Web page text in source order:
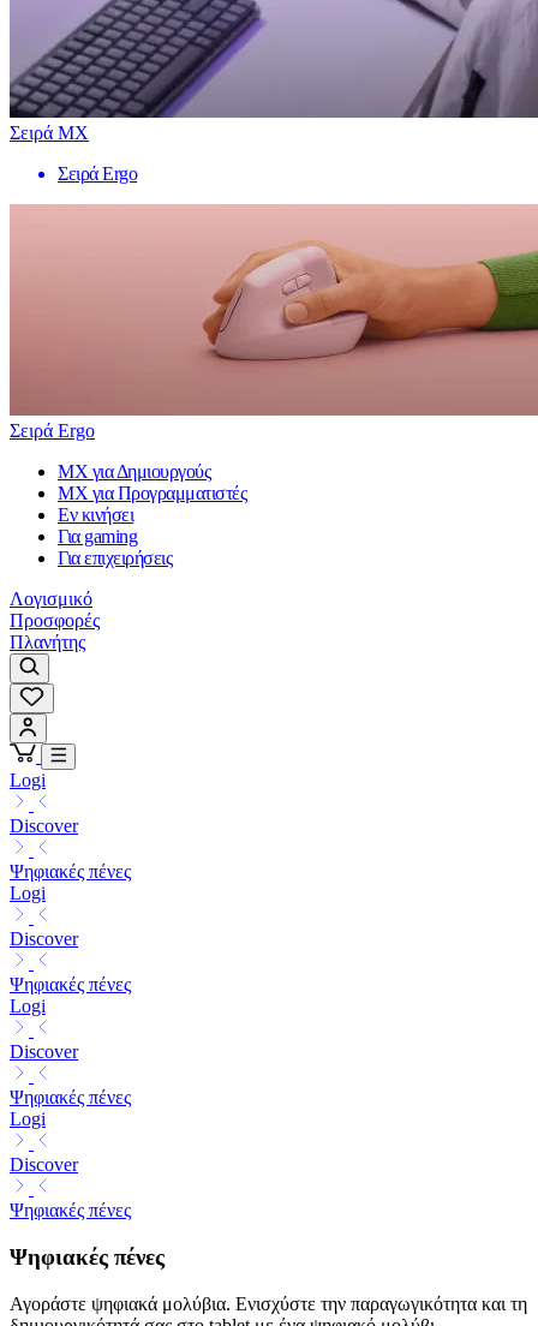
Σειρά MX
Σειρά Ergo
Σειρά Ergo
MX για Δημιουργούς
MX για Προγραμματιστές
Εν κινήσει
Για gaming
Για επιχειρήσεις
Λογισμικό
Προσφορές
Πλανήτης
Logi
Discover
Ψηφιακές πένες
Logi
Discover
Ψηφιακές πένες
Logi
Discover
Ψηφιακές πένες
Logi
Discover
Ψηφιακές πένες
Ψηφιακές πένες
Αγοράστε ψηφιακά μολύβια. Ενισχύστε την παραγωγικότητα και τη